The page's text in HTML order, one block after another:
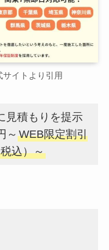
イトより引用
見積もりを提示
～WEB限定割引
込）～